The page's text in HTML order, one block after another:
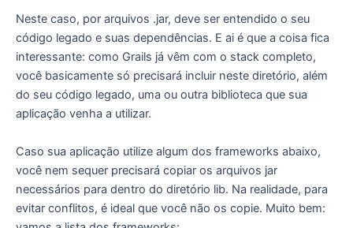
Neste caso, por arquivos .jar, deve ser entendido o seu
código legado e suas dependências. E ai é que a coisa fica
interessante: como Grails já vêm com o stack completo,
você basicamente só precisará incluir neste diretório, além
do seu código legado, uma ou outra biblioteca que sua
aplicação venha a utilizar.
Caso sua aplicação utilize algum dos frameworks abaixo,
você nem sequer precisará copiar os arquivos jar
necessários para dentro do diretório lib. Na realidade, para
evitar conflitos, é ideal que você não os copie. Muito bem: